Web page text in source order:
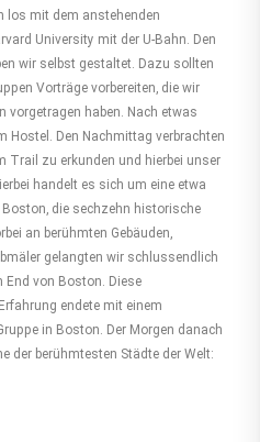
los mit dem anstehenden
University mit der U-Bahn. Den
wir selbst gestaltet. Dazu sollten
Vorträge vorbereiten, die wir
vorgetragen haben. Nach etwas
Hostel. Den Nachmittag verbrachten
Trail zu erkunden und hierbei unser
handelt es sich um eine etwa
die sechzehn historische
an berühmten Gebäuden,
gelangten wir schlussendlich
End von Boston. Diese
endete mit einem
in Boston. Der Morgen danach
der berühmtesten Städte der Welt: